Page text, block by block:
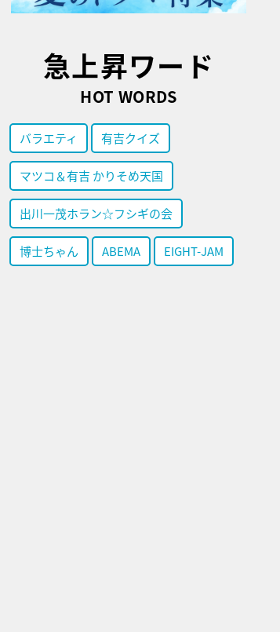
急上昇ワード
HOT WORDS
バラエティ 有吉クイズ
マツコ＆有吉 かりそめ天国
出川一茂ホラン☆フシギの会
博士ちゃん ABEMA EIGHT-JAM